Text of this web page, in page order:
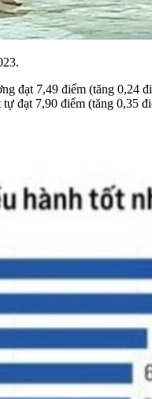
đạt 7,49 điểm (tăng 0,24
đạt 7,90 điểm (tăng 0,35